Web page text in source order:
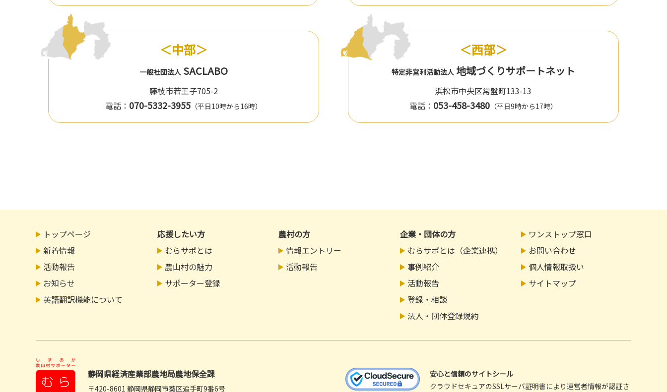
＜中部＞
一般社団法人 SACLABO
藤枝市若王子705-2
電話： 070-5332-3955 （平日10時から16時）
＜西部＞
特定非営利活動法人地域づくりサポートネット
浜松市中央区常盤町133-13
電話： 053-458-3480（平日9時から17時）
トップページ
新着情報
活動報告
お知らせ
英語翻訳機能について
応援したい方
むらサポとは
農山村の魅力
サポーター登録
農村の方
情報エントリー
活動報告
企業・団体の方
むらサポとは（企業連携）
事例紹介
活動報告
登録・相談
法人・団体登録規約
ワンストップ窓口
お問い合わせ
個人情報取扱い
サイトマップ
静岡県経済産業部農地局農地保全課
〒420-8601 静岡県静岡市葵区追手町9番6号
安心と信頼のサイトシール
クラウドセキュアのSSLサーバ証明書により運営者情報が認証さ